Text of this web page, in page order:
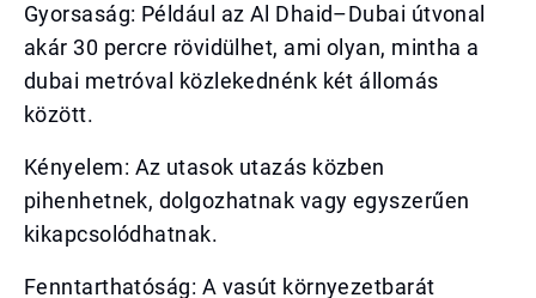
Gyorsaság: Például az Al Dhaid–Dubai útvonal
akár 30 percre rövidülhet, ami olyan, mintha a
dubai metróval közlekednénk két állomás
között.
Kényelem: Az utasok utazás közben
pihenhetnek, dolgozhatnak vagy egyszerűen
kikapcsolódhatnak.
Fenntarthatóság: A vasút környezetbarát